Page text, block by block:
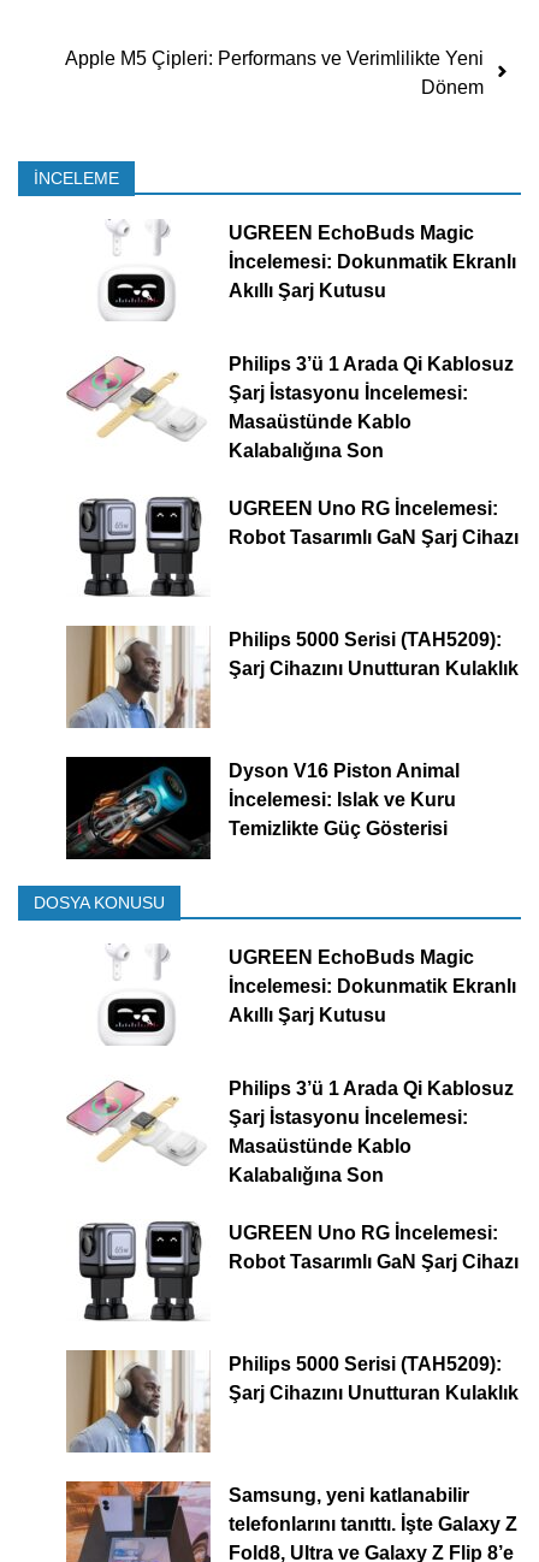
Apple M5 Çipleri: Performans ve Verimlilikte Yeni
Dönem
İNCELEME
UGREEN EchoBuds Magic
İncelemesi: Dokunmatik Ekranlı
Akıllı Şarj Kutusu
Philips 3’ü 1 Arada Qi Kablosuz
Şarj İstasyonu İncelemesi:
Masaüstünde Kablo
Kalabalığına Son
UGREEN Uno RG İncelemesi:
Robot Tasarımlı GaN Şarj Cihazı
Philips 5000 Serisi (TAH5209):
Şarj Cihazını Unutturan Kulaklık
Dyson V16 Piston Animal
İncelemesi: Islak ve Kuru
Temizlikte Güç Gösterisi
DOSYA KONUSU
UGREEN EchoBuds Magic
İncelemesi: Dokunmatik Ekranlı
Akıllı Şarj Kutusu
Philips 3’ü 1 Arada Qi Kablosuz
Şarj İstasyonu İncelemesi:
Masaüstünde Kablo
Kalabalığına Son
UGREEN Uno RG İncelemesi:
Robot Tasarımlı GaN Şarj Cihazı
Philips 5000 Serisi (TAH5209):
Şarj Cihazını Unutturan Kulaklık
Samsung, yeni katlanabilir
telefonlarını tanıttı. İşte Galaxy Z
Fold8, Ultra ve Galaxy Z Flip 8’e